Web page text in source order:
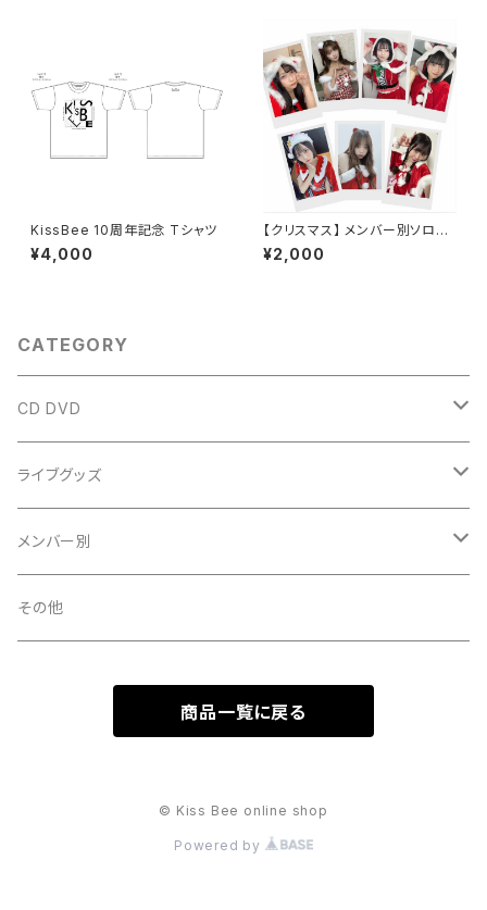
KissBee 10周年記念 Tシャツ
¥4,000
【クリスマス】 メンバー別ソロチ
ェキ２枚セット
¥2,000
CATEGORY
CD DVD
single
album
DVD
ライブグッズ
タオル
Ｔシャツ
メンバー別
中山星香
その他
商品一覧に戻る
© Kiss Bee online shop
Powered by